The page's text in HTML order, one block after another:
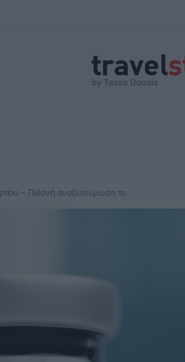
– Πιθανή αναζωπύρωση το...